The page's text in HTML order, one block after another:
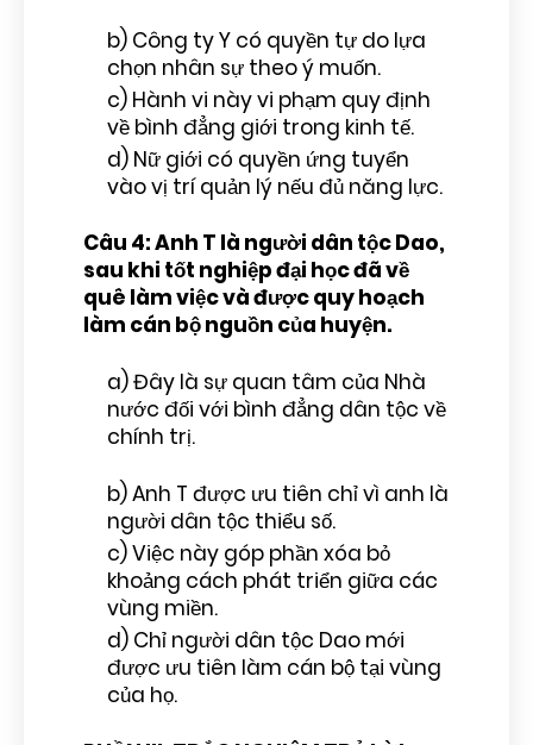
b) Công ty Y có quyền tự do lựa
chọn nhân sự theo ý muốn.
c) Hành vi này vi phạm quy định
về bình đẳng giới trong kinh tế.
d) Nữ giới có quyền ứng tuyển
vào vị trí quản lý nếu đủ năng lực.
Câu 4: Anh T là người dân tộc Dao,
sau khi tốt nghiệp đại học đã về
quê làm việc và được quy hoạch
làm cán bộ nguồn của huyện.
a) Đây là sự quan tâm của Nhà
nước đối với bình đẳng dân tộc về
chính trị.
b) Anh T được ưu tiên chỉ vì anh là
người dân tộc thiểu số.
c) Việc này góp phần xóa bỏ
khoảng cách phát triển giữa các
vùng miền.
d) Chỉ người dân tộc Dao mới
được ưu tiên làm cán bộ tại vùng
của họ.